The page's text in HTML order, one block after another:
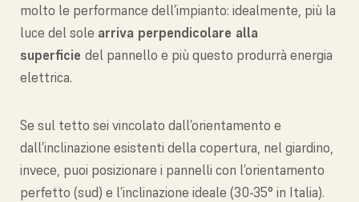
molto le performance dell’impianto: idealmente, più la
luce del sole arriva perpendicolare alla
superficie del pannello e più questo produrrà energia
elettrica.
Se sul tetto sei vincolato dall’orientamento e
dall’inclinazione esistenti della copertura, nel giardino,
invece, puoi posizionare i pannelli con l’orientamento
perfetto (sud) e l’inclinazione ideale (30-35° in Italia).